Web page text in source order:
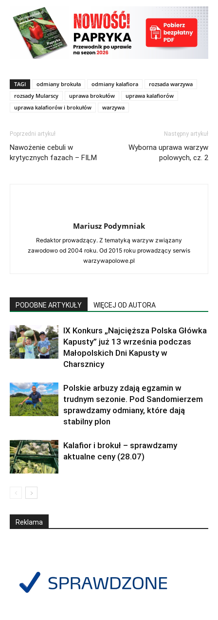
TAGI odmiany brokuła odmiany kalafiora
rozsada warzywa
rozsady Mularscy
uprawa brokułów
uprawa kalafiorów
uprawa kalafiorów i brokułów
warzywa
Poprzedni artykuł
Nawożenie cebuli w
krytycznych fazach – FILM
Następny artykuł
Wyborna uprawa warzyw
polowych, cz. 2
Mariusz Podymniak
Redaktor prowadzący. Z tematyką warzyw związany
zawodowo od 2004 roku. Od 2015 roku prowadzący serwis
warzywapolowe.pl
PODOBNE ARTYKUŁY WIĘCEJ OD AUTORA
IX Konkurs „Najcięższa Polska Główka
Kapusty” już 13 września podczas
Małopolskich Dni Kapusty w
Charsznicy
Polskie arbuzy zdają egzamin w
trudnym sezonie. Pod Sandomierzem
sprawdzamy odmiany, które dają
stabilny plon
Kalafior i brokuł – sprawdzamy
aktualne ceny (28.07)
Reklama